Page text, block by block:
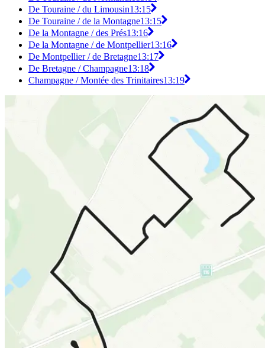
De Touraine / du Limousin13:15
De Touraine / de la Montagne13:15
De la Montagne / des Prés13:16
De la Montagne / de Montpellier13:16
De Montpellier / de Bretagne13:17
De Bretagne / Champagne13:18
Champagne / Montée des Trinitaires13:19